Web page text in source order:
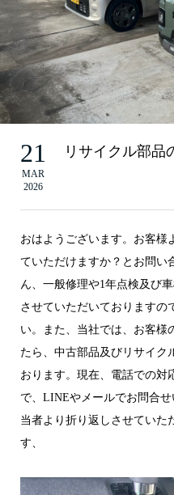
21
MAR
2026
リサイクル部品
おはようございます。お客様
ていただけますか？とお問い
ん、一般修理や1年点検及び
させていただいておりますの
い。また、当社では、お客様
たら、中古部品及びリサイク
おります。現在、電話での対
で、LINEやメールでお問合
当者より折り返しさせていた
す、